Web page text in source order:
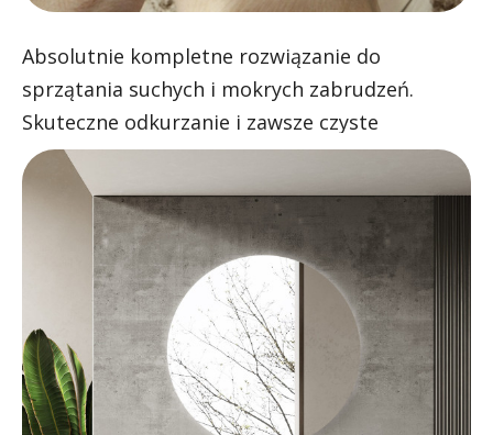
Absolutnie kompletne rozwiązanie do
sprzątania suchych i mokrych zabrudzeń.
Skuteczne odkurzanie i zawsze czyste
mopowanie